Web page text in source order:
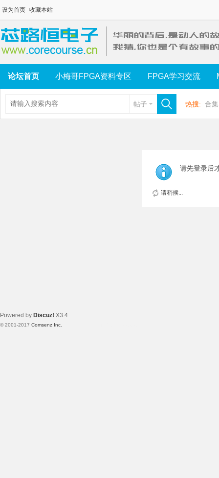
设为首页 收藏本站
论坛首页 小梅哥FPGA资料专区 FPGA学习交流
帖子 热搜: 合集
请先登录后
请稍候...
Powered by Discuz! X3.4
© 2001-2017 Comsenz Inc.